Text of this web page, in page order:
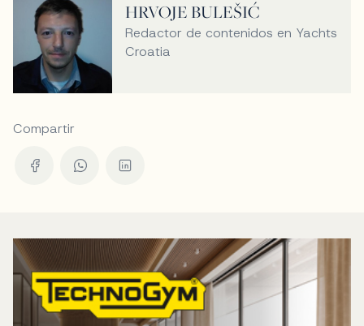
HRVOJE BULEŠIĆ
Redactor de contenidos en Yachts
Croatia
Compartir